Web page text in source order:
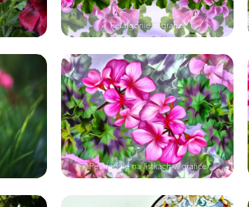
Pelargonie w grafice
Pelargonie na listkach w grafice